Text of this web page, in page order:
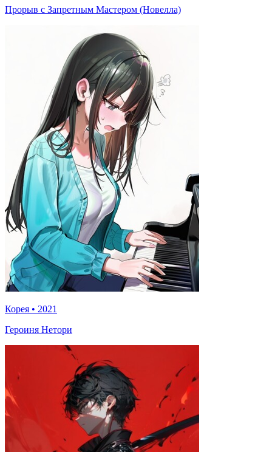
Прорыв с Запретным Мастером (Новелла)
Корея • 2021
Героиня Нетори